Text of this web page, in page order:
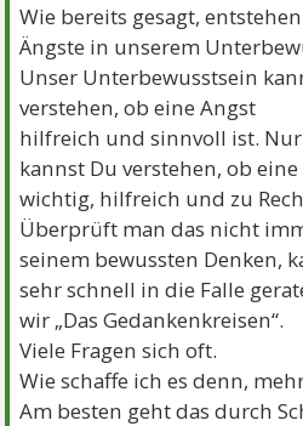
Wie bereits gesagt,
Ängste in unserem
Unser Unterbewusstsein
verstehen, ob eine Angst
hilfreich und sinnvoll ist.
kannst Du verstehen, ob
wichtig, hilfreich und zu
Überprüft man das nicht
seinem bewussten Denken,
sehr schnell in die Falle
wir „Das Gedankenkreisen“.
Viele Fragen sich oft.
Wie schaffe ich es denn,
Am besten geht das durch